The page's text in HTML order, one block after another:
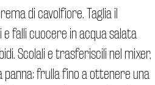
di cavolfiore. Taglia il
falli cuocere in acqua salata
Scolali e trasferiscili nel mixer,
panna; frulla fino a ottenere una